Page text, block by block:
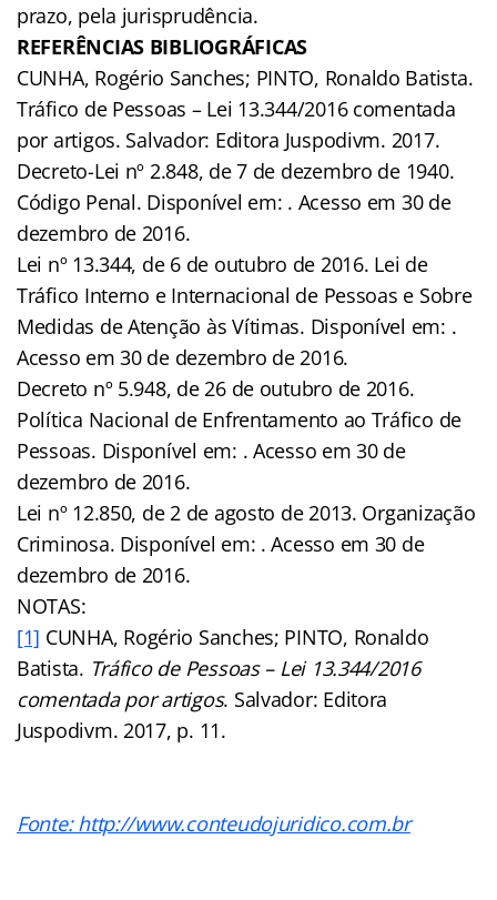
prazo, pela jurisprudência.
REFERÊNCIAS BIBLIOGRÁFICAS
CUNHA, Rogério Sanches; PINTO, Ronaldo Batista.
Tráfico de Pessoas – Lei 13.344/2016 comentada
por artigos. Salvador: Editora Juspodivm. 2017.
Decreto-Lei nº 2.848, de 7 de dezembro de 1940.
Código Penal. Disponível em: . Acesso em 30 de
dezembro de 2016.
Lei nº 13.344, de 6 de outubro de 2016. Lei de
Tráfico Interno e Internacional de Pessoas e Sobre
Medidas de Atenção às Vítimas. Disponível em: .
Acesso em 30 de dezembro de 2016.
Decreto nº 5.948, de 26 de outubro de 2016.
Política Nacional de Enfrentamento ao Tráfico de
Pessoas. Disponível em: . Acesso em 30 de
dezembro de 2016.
Lei nº 12.850, de 2 de agosto de 2013. Organização
Criminosa. Disponível em: . Acesso em 30 de
dezembro de 2016.
NOTAS:
[1] CUNHA, Rogério Sanches; PINTO, Ronaldo
Batista. Tráfico de Pessoas – Lei 13.344/2016
comentada por artigos. Salvador: Editora
Juspodivm. 2017, p. 11.
Fonte: http://www.conteudojuridico.com.br